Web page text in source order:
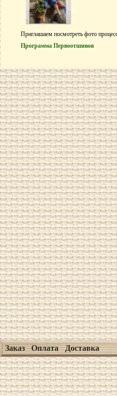
Приглашаем посмотреть фото
Программа Первоотшивов
Заказ Оплата Доставка